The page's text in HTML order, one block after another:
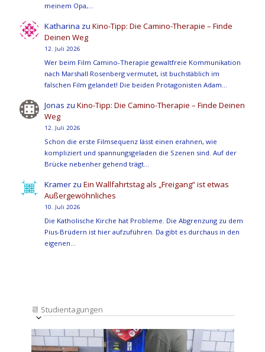
meinem Opa,…
Katharina zuKino-Tipp: Die Camino-Therapie – Finde
Deinen Weg
12. Juli 2026
Wer beim Film Camino-Therapie gewaltfreie Kommunikation
nach Marshall Rosenberg vermutet, ist buchstäblich im
falschen Film gelandet! Die beiden Protagonisten Adam…
Jonas zuKino-Tipp: Die Camino-Therapie – Finde Deinen
Weg
12. Juli 2026
Schon die erste Filmsequenz lässt einen erahnen, wie
kompliziert und spannungsgeladen die Szenen sind. Auf der
Brücke nebenher gehend trägt…
Kramer zuEin Wallfahrtstag als „Freigang“ ist etwas
Außergewöhnliches
10. Juli 2026
Die Katholische Kirche hat Probleme. Die Abgrenzung zu dem
Pius-Brüdern ist hier aufzuführen. Da gibt es durchaus in den
eigenen…
📆 Studientagungen
Ansichten-
Navigation
Veranstaltung
Ansichten-
Navigation
Datum
auswählen.
List
of